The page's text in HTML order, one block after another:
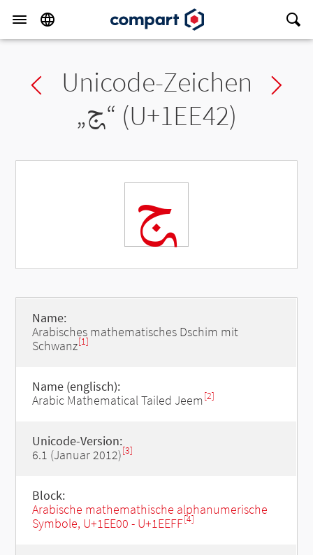
Previous char
Unicode-Zeichen
„𞹂“ (U+1EE42)
𞹂
Name:
Arabisches mathematisches Dschim mit
Schwanz[1]
Name (englisch):
Arabic Mathematical Tailed Jeem [2]
Unicode-Version:
6.1 (Januar 2012)[3]
Block:
Arabische mathemathische alphanumerische
Symbole, U+1EE00 - U+1EEFF[4]